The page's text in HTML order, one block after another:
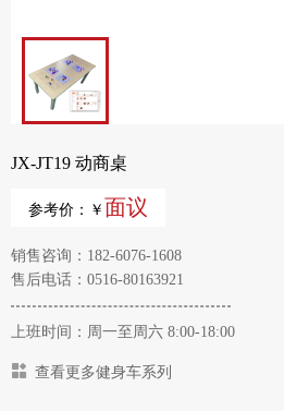
JX-JT19 动商桌
参考价：￥ 面议
销售咨询：182-6076-1608
售后电话：0516-80163921
上班时间：周一至周六 8:00-18:00
查看更多健身车系列